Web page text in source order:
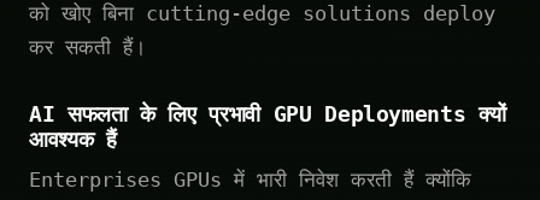
को खोए बिना cutting-edge solutions deploy
कर सकती हैं।
AI सफलता के लिए प्रभावी GPU Deployments क्यों
आवश्यक हैं
Enterprises GPUs में भारी निवेश करती हैं क्योंकि